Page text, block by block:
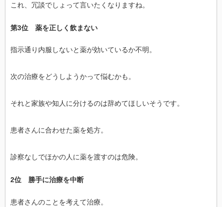
これ、冗談でしょって言いたくなりますね。
第3位 薬を正しく飲まない
指示通り内服しないと薬が効いているか不明。
次の治療をどうしようかって悩むかも。
それと家族や知人に分けるのは辞めてほしいそうです。
患者さんに合わせた薬を処方。
診察なしでほかの人に薬を渡すのは危険。
2位 勝手に治療を中断
患者さんのことを考えて治療。